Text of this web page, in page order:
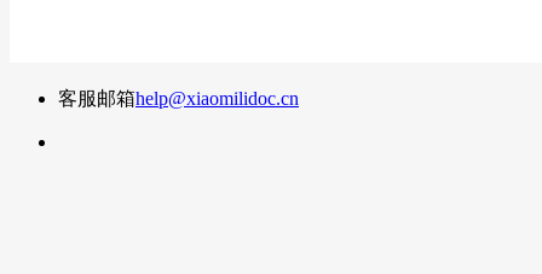
客服邮箱help@xiaomilidoc.cn